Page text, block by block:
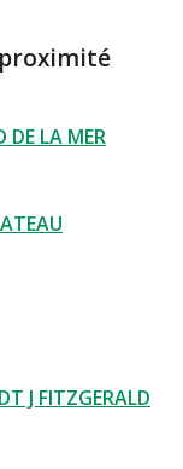
LA MER
J FITZGERALD